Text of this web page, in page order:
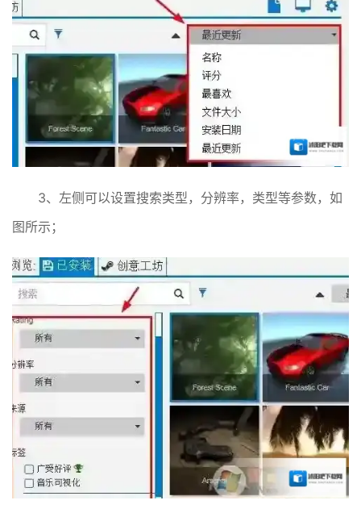
3、左侧可以设置搜索类型，分辨率，类型等参数，如
图所示；